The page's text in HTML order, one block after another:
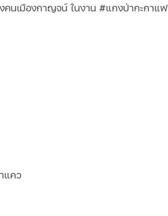
คนเมืองกาญจน์ ในงาน #แกงป่ากะกาแฟ
แคว